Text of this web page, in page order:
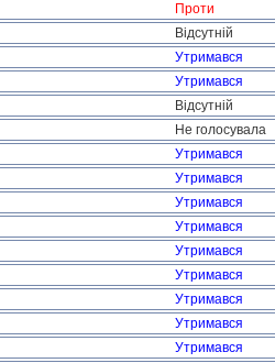
Проти
Відсутній
Утримався
Утримався
Відсутній
Не голосувала
Утримався
Утримався
Утримався
Утримався
Утримався
Утримався
Утримався
Утримався
Утримався